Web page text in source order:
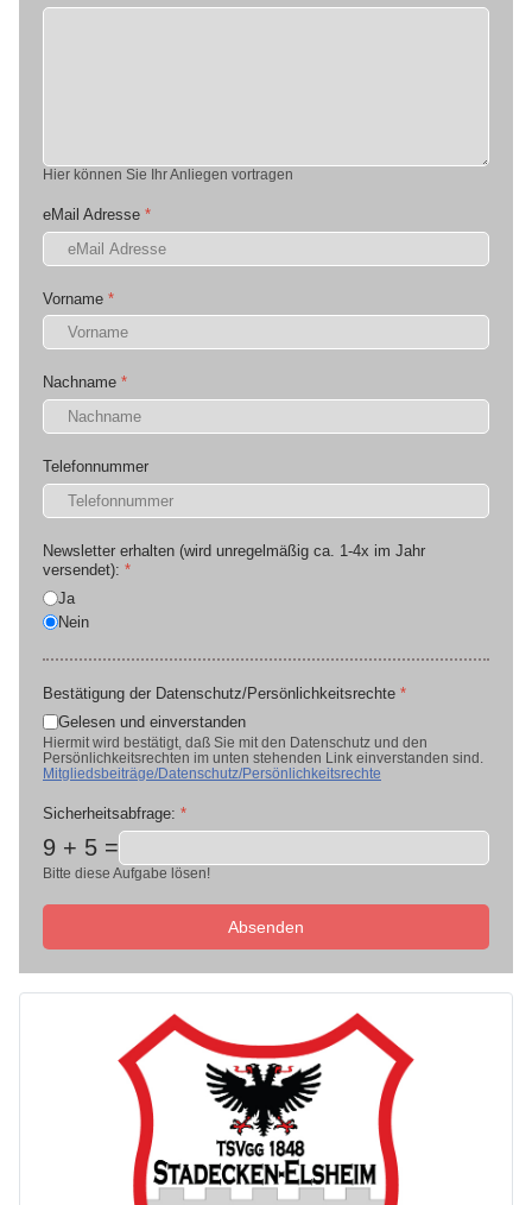
Hier können Sie Ihr Anliegen vortragen
eMail Adresse *
Vorname *
Nachname *
Telefonnummer
Newsletter erhalten (wird unregelmäßig ca. 1-4x im Jahr
versendet): *
Ja
Nein
Bestätigung der Datenschutz/Persönlichkeitsrechte *
Gelesen und einverstanden
Hiermit wird bestätigt, daß Sie mit den Datenschutz und den
Persönlichkeitsrechten im unten stehenden Link einverstanden sind.
Mitgliedsbeiträge/Datenschutz/Persönlichkeitsrechte
Sicherheitsabfrage: *
9 + 5 =
Bitte diese Aufgabe lösen!
Absenden